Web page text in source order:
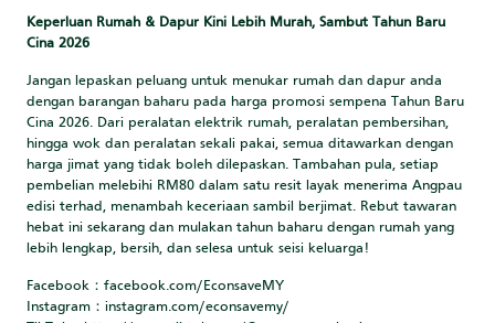
Keperluan Rumah & Dapur Kini Lebih Murah, Sambut Tahun Baru
Cina 2026
Jangan lepaskan peluang untuk menukar rumah dan dapur anda
dengan barangan baharu pada harga promosi sempena Tahun Baru
Cina 2026. Dari peralatan elektrik rumah, peralatan pembersihan,
hingga wok dan peralatan sekali pakai, semua ditawarkan dengan
harga jimat yang tidak boleh dilepaskan. Tambahan pula, setiap
pembelian melebihi RM80 dalam satu resit layak menerima Angpau
edisi terhad, menambah keceriaan sambil berjimat. Rebut tawaran
hebat ini sekarang dan mulakan tahun baharu dengan rumah yang
lebih lengkap, bersih, dan selesa untuk seisi keluarga!
Facebook：facebook.com/EconsaveMY
Instagram：instagram.com/econsavemy/